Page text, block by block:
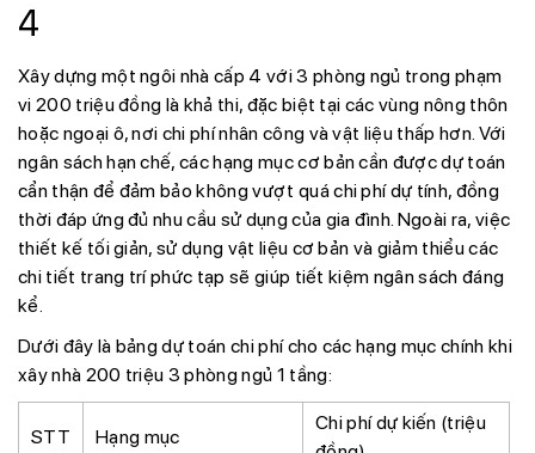
4
Xây dựng một ngôi nhà cấp 4 với 3 phòng ngủ trong phạm
vi 200 triệu đồng là khả thi, đặc biệt tại các vùng nông thôn
hoặc ngoại ô, nơi chi phí nhân công và vật liệu thấp hơn. Với
ngân sách hạn chế, các hạng mục cơ bản cần được dự toán
cẩn thận để đảm bảo không vượt quá chi phí dự tính, đồng
thời đáp ứng đủ nhu cầu sử dụng của gia đình. Ngoài ra, việc
thiết kế tối giản, sử dụng vật liệu cơ bản và giảm thiểu các
chi tiết trang trí phức tạp sẽ giúp tiết kiệm ngân sách đáng
kể.
Dưới đây là bảng dự toán chi phí cho các hạng mục chính khi
xây nhà 200 triệu 3 phòng ngủ 1 tầng:
STT Hạng mục
Chi phí dự kiến (triệu